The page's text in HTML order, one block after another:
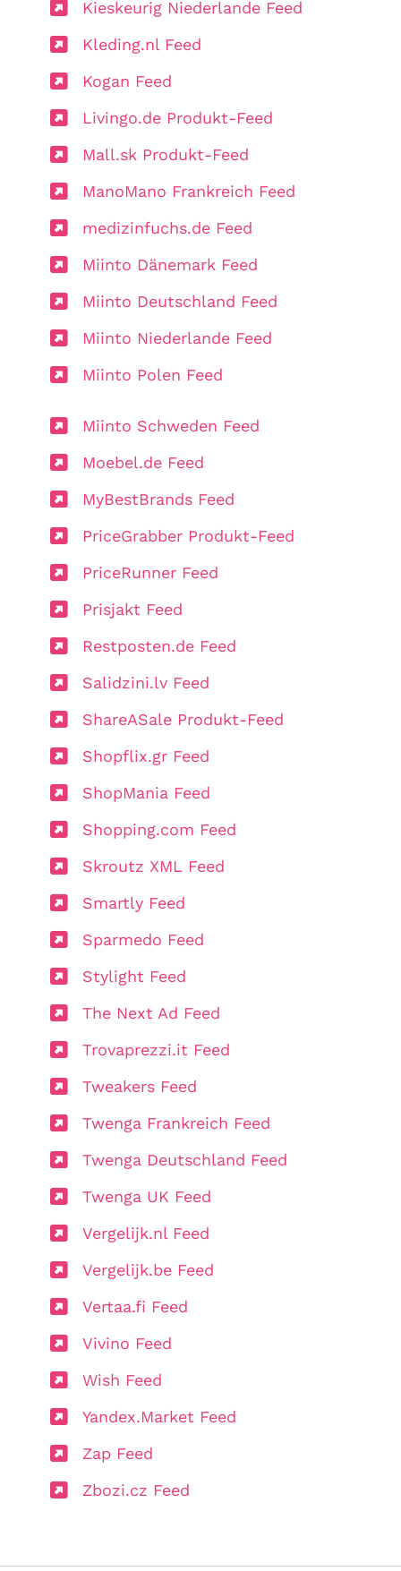
Kieskeurig Niederlande Feed
Kleding.nl Feed
Kogan Feed
Livingo.de Produkt-Feed
Mall.sk Produkt-Feed
ManoMano Frankreich Feed
medizinfuchs.de Feed
Miinto Dänemark Feed
Miinto Deutschland Feed
Miinto Niederlande Feed
Miinto Polen Feed
Miinto Schweden Feed
Moebel.de Feed
MyBestBrands Feed
PriceGrabber Produkt-Feed
PriceRunner Feed
Prisjakt Feed
Restposten.de Feed
Salidzini.lv Feed
ShareASale Produkt-Feed
Shopflix.gr Feed
ShopMania Feed
Shopping.com Feed
Skroutz XML Feed
Smartly Feed
Sparmedo Feed
Stylight Feed
The Next Ad Feed
Trovaprezzi.it Feed
Tweakers Feed
Twenga Frankreich Feed
Twenga Deutschland Feed
Twenga UK Feed
Vergelijk.nl Feed
Vergelijk.be Feed
Vertaa.fi Feed
Vivino Feed
Wish Feed
Yandex.Market Feed
Zap Feed
Zbozi.cz Feed